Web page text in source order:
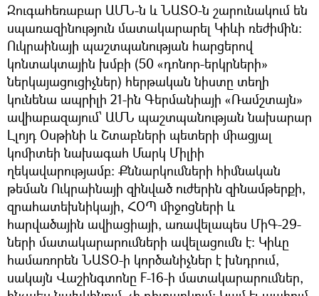
Զուգահեռաբար ԱՄՆ-ն և ՆԱՏՕ-ն շարունակում են
սպառազինություն մատակարարել Կիևի ռեժիմին։
Ուկրաինայի պաշտպանության հարցերով
կոնտակտային խմբի (50 «դոնոր-երկրների»
ներկայացուցիչներ) հերթական նիստը տեղի
կունենա ապրիլի 21-ին Գերմանիայի «Ռամշտայն»
ավիաբազայում՝ ԱՄՆ պաշտպանության նախարար
Լլոյդ Օսթինի և Շտաբների պետերի միացյալ
կոմիտեի նախագահ Մարկ Միլիի
ղեկավարությամբ: Քննարկումների հիմնական
թեման Ուկրաինայի զինված ուժերին զինամթերքի,
զրահատեխնիկայի, ՀՕՊ միջոցների և
հարվածային ավիացիայի, առավելապես ՄիԳ-29-
ների մատակարարումների ավելացումն է: Կիևը
համառորեն ՆԱՏՕ-ի կործանիչներ է խնդրում,
սակայն Վաշինգտոնը F-16-ի մատակարարումներ,